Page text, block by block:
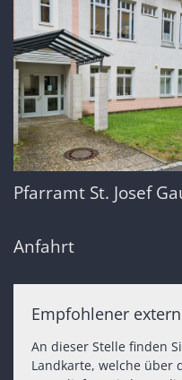
Pfarramt St. Josef
Anfahrt
Empfohlener
An dieser Stelle finden
Landkarte, welche über